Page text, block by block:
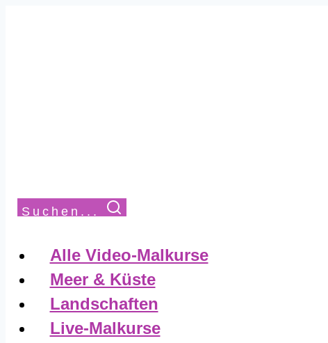
Suchen...
Alle Video-Malkurse
Meer & Küste
Landschaften
Live-Malkurse